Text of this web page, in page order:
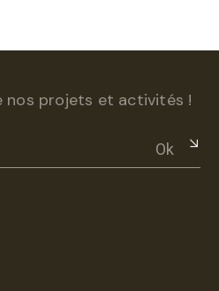
nos projets et activités !
Ok